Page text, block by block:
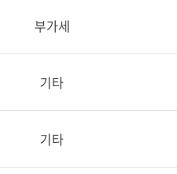
부가세
기타
기타